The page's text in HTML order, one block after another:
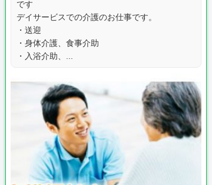
です
デイサービスでの介護のお仕事です。
・送迎
・身体介護、食事介助
・入浴介助、...